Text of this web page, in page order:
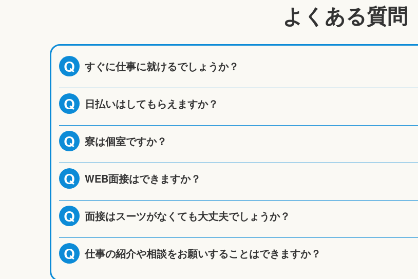
よくある質問
Q すぐに仕事に就けるでしょうか？
Q 日払いはしてもらえますか？
Q 寮は個室ですか？
Q WEB面接はできますか？
Q 面接はスーツがなくても大丈夫でしょうか？
Q 仕事の紹介や相談をお願いすることはできますか？